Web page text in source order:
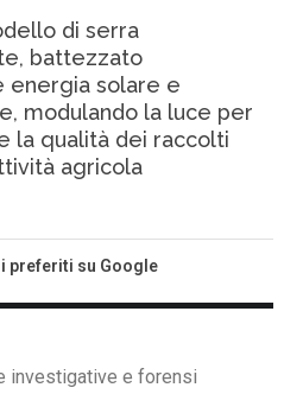
di serra
battezzato
energia solare e
modulando la luce per
la qualità dei raccolti
agricola
preferiti su Google
investigative e forensi